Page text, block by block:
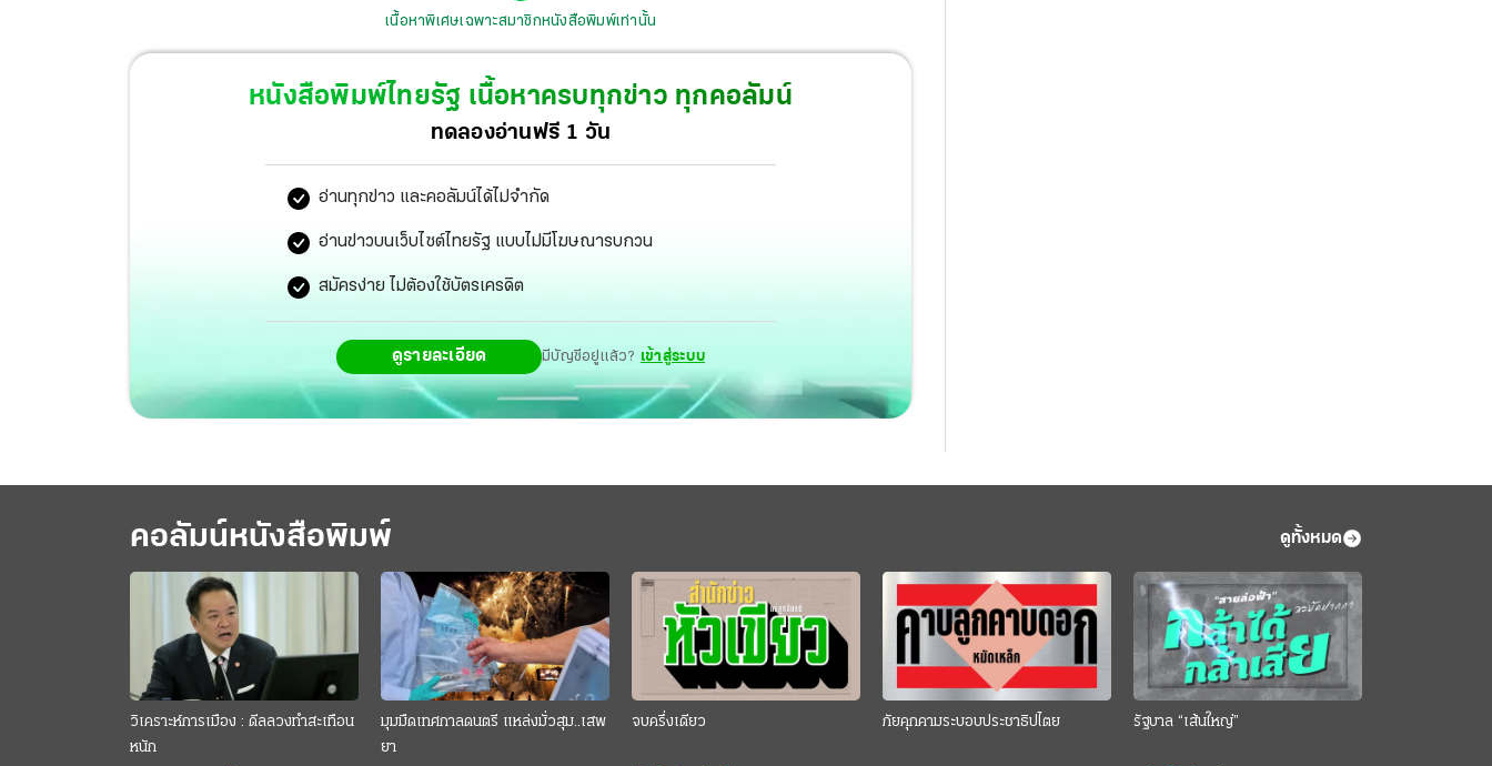
เนื้อหาพิเศษเฉพาะสมาชิกหนังสือพิมพ์เท่านั้น
หนังสือพิมพ์ไทยรัฐ เนื้อหาครบทุกข่าว ทุกคอลัมน์
ทดลองอ่านฟรี 1 วัน
อ่านทุกข่าว และคอลัมน์ได้ไม่จำกัด
อ่านข่าวบนเว็บไซต์ไทยรัฐ แบบไม่มีโฆษณารบกวน
สมัครง่าย ไม่ต้องใช้บัตรเครดิต
ดูรายละเอียด มีบัญชีอยู่แล้ว? เข้าสู่ระบบ
คอลัมน์หนังสือพิมพ์ ดูทั้งหมด
วิเคราะห์การเมือง : ดีลลวงทำสะเทือน
หนัก
มุมมืดเทศกาลดนตรี แหล่งมั่วสุม..เสพ
ยา
จบครึ่งเดียว ภัยคุกคามระบอบประชาธิปไตย รัฐบาล “เส้นใหญ่”